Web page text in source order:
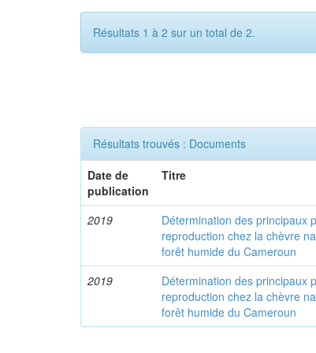
Résultats 1 à 2 sur un total de 2.
Résultats trouvés : Documents
Date de
publication
Titre
2019
Détermination des principaux
reproduction chez la chèvre
forêt humide du Cameroun
2019
Détermination des principaux
reproduction chez la chèvre
forêt humide du Cameroun